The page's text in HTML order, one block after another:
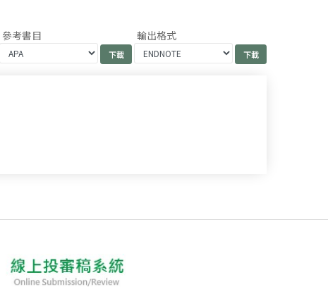
參考書目 輸出格式